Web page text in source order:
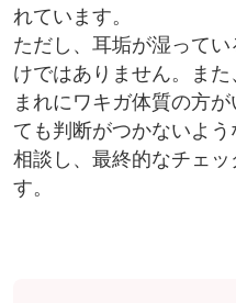
れています。
ただし、耳垢が湿って
けではありません。また
まれにワキガ体質の方
ても判断がつかないよ
相談し、最終的なチェ
す。